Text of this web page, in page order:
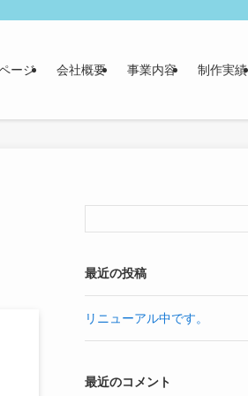
ージ 会社概要 事業内容 制作実績
最近の投稿
リニューアル中です。
最近のコメント